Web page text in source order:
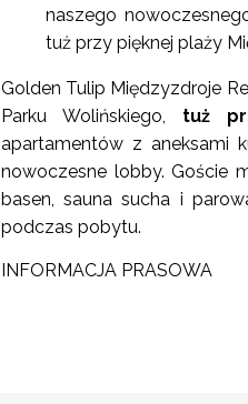
naszego
tuż przy pięknej plaży
Golden Tulip Międzyzdroje
Parku Wolińskiego, tuż
apartamentów z aneksami
nowoczesne lobby. Goście
basen, sauna sucha i
podczas pobytu.
INFORMACJA PRASOWA